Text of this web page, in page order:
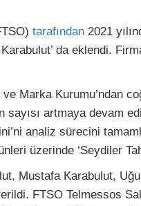
tarafından 2021
da eklendi.
Marka Kurumu’ndan
sayısı artmaya devam
analiz sürecini
üzerinde ‘Seydiler
Mustafa Karabulut,
FTSO Telmessos